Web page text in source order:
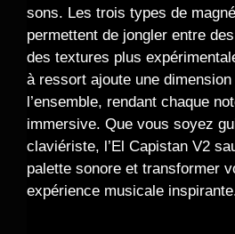
sons. Les trois types de
permettent de jongler entre
des textures plus
à ressort ajoute une
l’ensemble, rendant chaque
immersive. Que vous soyez
claviériste, l’El Capistan V2
palette sonore et transformer
expérience musicale